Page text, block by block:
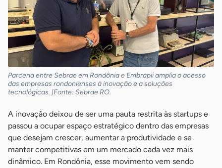
Parceria entre Sebrae em Rondônia e Embrapii amplia o acesso
das empresas rondonienses à inovação e a soluções
tecnológicas. |Fonte: Sebrae RO.
A inovação deixou de ser uma pauta restrita às startups e
passou a ocupar espaço estratégico dentro das empresas
que desejam crescer, aumentar a produtividade e se
manter competitivas em um mercado cada vez mais
dinâmico. Em Rondônia, esse movimento vem sendo